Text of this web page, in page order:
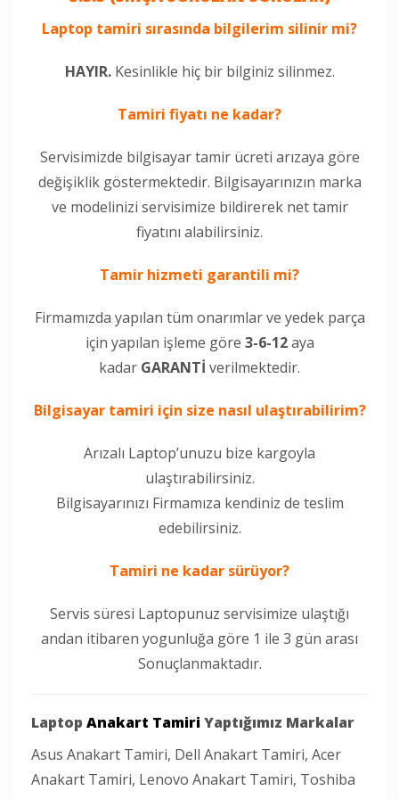
Laptop tamiri sırasında bilgilerim silinir mi?
HAYIR.Kesinlikle hiç bir bilginiz silinmez.
Tamiri fiyatı ne kadar?
Servisimizde bilgisayar tamir ücreti arızaya göre
değişiklik göstermektedir. Bilgisayarınızın marka
ve modelinizi servisimize bildirerek net tamir
fiyatını alabilirsiniz.
Tamir hizmeti garantili mi?
Firmamızda yapılan tüm onarımlar ve yedek parça
için yapılan işleme göre 3-6-12aya
kadar GARANTİ verilmektedir.
Bilgisayar tamiri için size nasıl ulaştırabilirim?
Arızalı Laptop’unuzu bize kargoyla
ulaştırabilirsiniz.
Bilgisayarınızı Firmamıza kendiniz de teslim
edebilirsiniz.
Tamiri ne kadar sürüyor?
Servis süresi Laptopunuz servisimize ulaştığı
andan itibaren yogunluğa göre 1 ile 3 gün arası
Sonuçlanmaktadır.
Laptop Anakart TamiriYaptığımız Markalar
Asus Anakart Tamiri, Dell Anakart Tamiri, Acer
Anakart Tamiri, Lenovo Anakart Tamiri, Toshiba